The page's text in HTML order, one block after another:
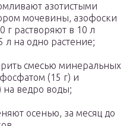
азотистыми
мочевины, азофоски
г растворяют в 10 л
л на одно растение;
смесью минеральных
(15 г) и
на ведро воды;
осенью, за месяц до